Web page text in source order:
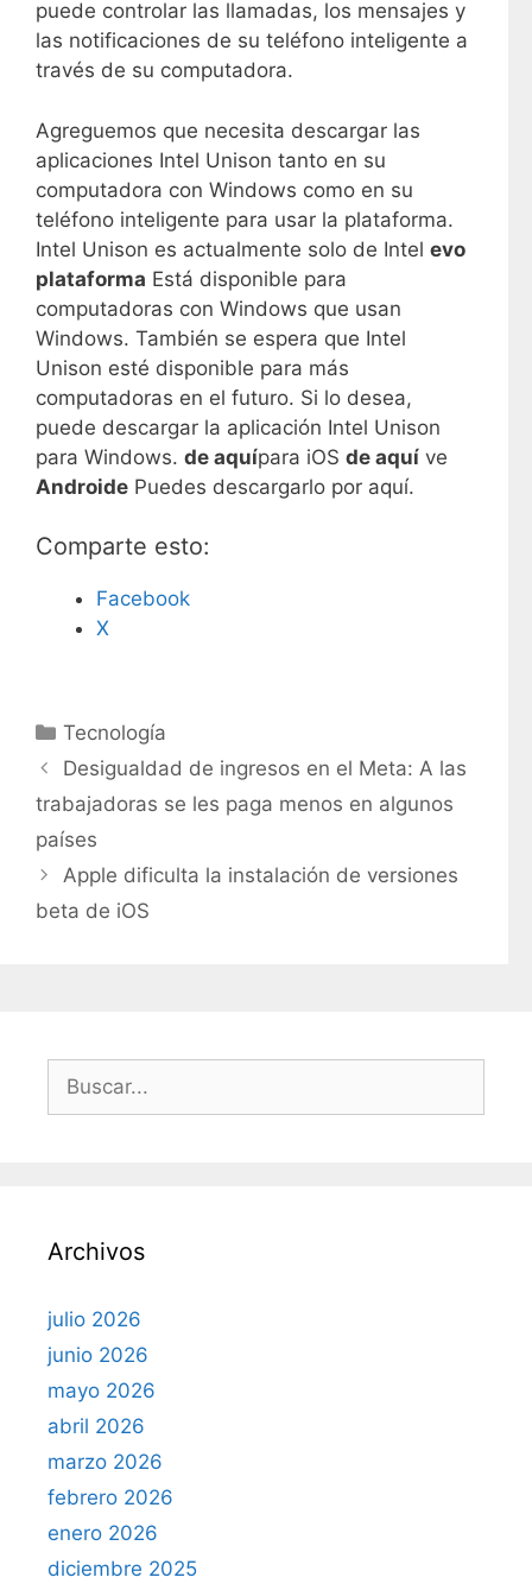
puede controlar las llamadas, los mensajes y
las notificaciones de su teléfono inteligente a
través de su computadora.
Agreguemos que necesita descargar las
aplicaciones Intel Unison tanto en su
computadora con Windows como en su
teléfono inteligente para usar la plataforma.
Intel Unison es actualmente solo de Intel evo
plataforma Está disponible para
computadoras con Windows que usan
Windows. También se espera que Intel
Unison esté disponible para más
computadoras en el futuro. Si lo desea,
puede descargar la aplicación Intel Unison
para Windows. de aquípara iOS de aquí ve
Androide Puedes descargarlo por aquí.
Comparte esto:
Facebook
X
C
a
e
g
o
r
Tecnología
Desigualdad de ingresos en el Meta: A las
trabajadoras se les paga menos en algunos
países
Apple dificulta la instalación de versiones
beta de iOS
:
Archivos
julio 2026
junio 2026
mayo 2026
abril 2026
marzo 2026
febrero 2026
enero 2026
diciembre 2025